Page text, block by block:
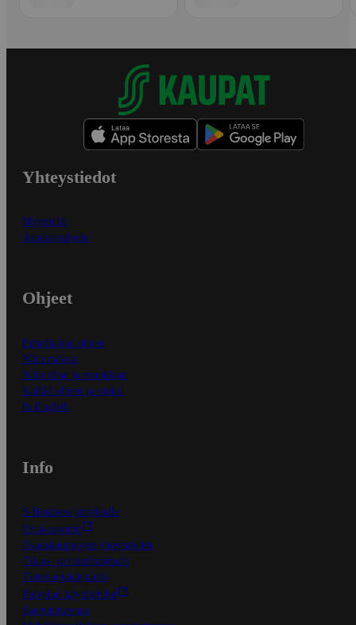
Yhteystiedot
Myymälät
Asiakaspalvelu
Ohjeet
Ensitilaajan ohjeet
Näin maksat
Näin tilaat ja muokkaat
Kaikki ohjeet ja vinkit
In English
Info
S-Business yrityksille
Oiva-raportit
Osuuskauppojen yhteystiedot
Tilaus- ja toimitusehdot
Tietosuojakäytäntö
Palvelun käyttöehdot
Saavutettavuus